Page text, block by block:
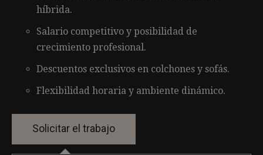
híbrida.
Salario competitivo y posibilidad de
crecimiento profesional.
Descuentos exclusivos en colchones y sofás.
Flexibilidad horaria y ambiente dinámico.